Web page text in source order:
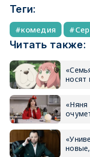
Теги:
комедия
Читать также:
носят
«Няня